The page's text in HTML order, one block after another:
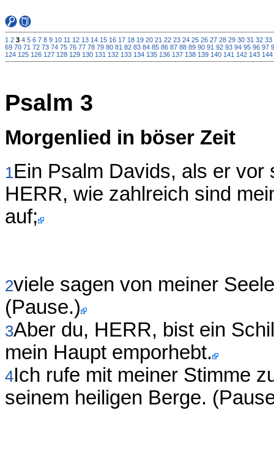
1 2 3 4 5 6 7 8 9 10 11 12 13 14 15 16 17 18 19 20 21 22 23 24 25 26 27 28 29 30 31 32 33
69 70 71 72 73 74 75 76 77 78 79 80 81 82 83 84 85 86 87 88 89 90 91 92 93 94 95 96 97
124 125 126 127 128 129 130 131 132 133 134 135 136 137 138 139 140 141 142 143 144
Psalm 3
Morgenlied in böser Zeit
1Ein Psalm Davids, als er vor
HERR, wie zahlreich sind
auf;
2viele sagen von meiner
(Pause.)
3Aber du, HERR, bist ein
mein Haupt emporhebt.
4Ich rufe mit meiner Stimme
seinem heiligen Berge.